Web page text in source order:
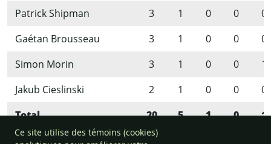
Patrick Shipman
3 1 0 0
0
Gaétan Brousseau
3 1 0 0
0
Simon Morin
3 1 0 0
1
Jakub Cieslinski
2 1 0 0
0
Total
20 5 1 0 1
Ce site utilise des témoins (cookies)